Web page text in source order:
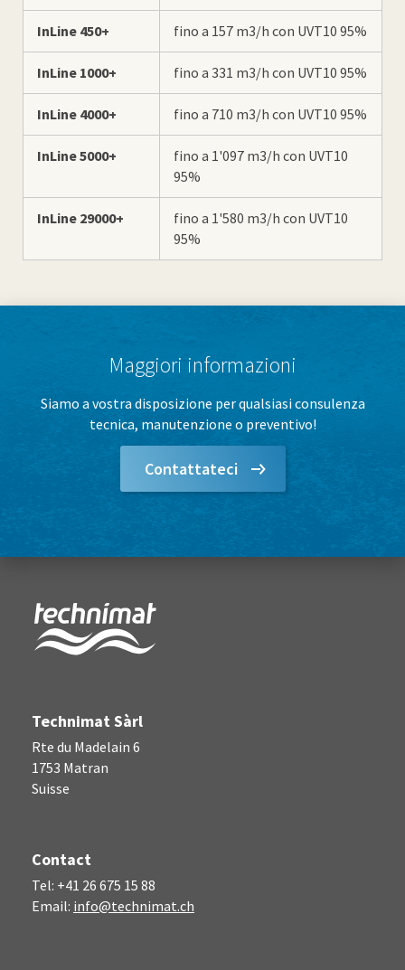
InLine 450+ fino a 157 m3/h con UVT10 95%
InLine 1000+ fino a 331 m3/h con UVT10 95%
InLine 4000+ fino a 710 m3/h con UVT10 95%
InLine 5000+
fino a 1'097 m3/h con UVT10
95%
InLine 29000+
fino a 1'580 m3/h con UVT10
95%
Maggiori informazioni
Siamo a vostra disposizione per qualsiasi consulenza
tecnica, manutenzione o preventivo!
Contattateci
Technimat Sàrl
Rte du Madelain 6
1753 Matran
Suisse
Contact
Tel: +41 26 675 15 88
Email: info@technimat.ch